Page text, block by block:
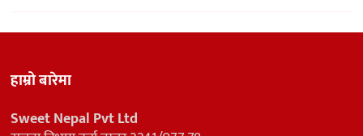
हाम्रो बारेमा
Sweet Nepal Pvt Ltd